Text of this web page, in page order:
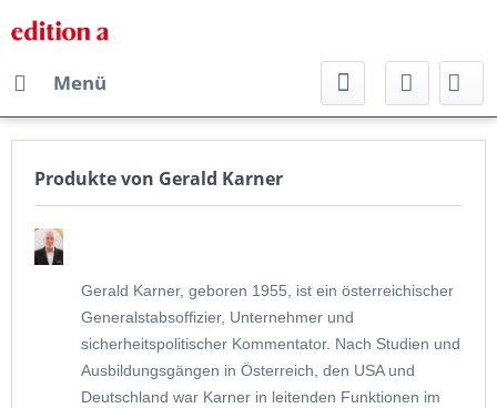
Menü
Produkte von Gerald Karner
Gerald Karner, geboren 1955, ist ein österreichischer
Generalstabsoffizier, Unternehmer und
sicherheitspolitischer Kommentator. Nach Studien und
Ausbildungsgängen in Österreich, den USA und
Deutschland war Karner in leitenden Funktionen im